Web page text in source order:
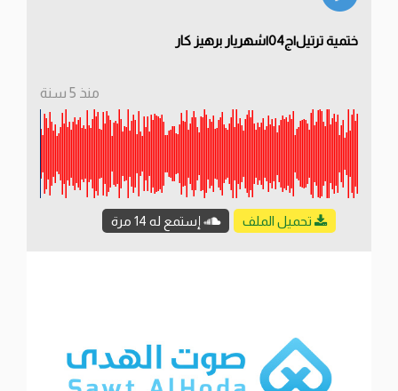
ختمية ترتيل|ج04|شهريار برهيز كار
منذ 5 سنة
تحميل الملف إستمع له 14 مرة